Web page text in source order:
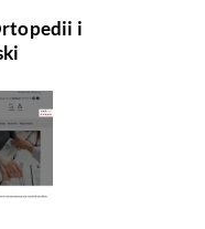
i